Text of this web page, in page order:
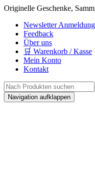
Originelle Geschenke,
Newsletter Anmeldung
Feedback
Über uns
🛒 Warenkorb / Kasse
Mein Konto
Kontakt
Navigation aufklappen